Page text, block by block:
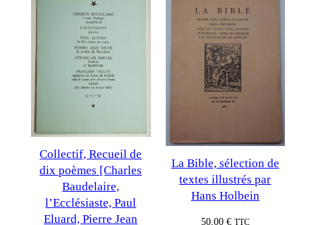
Collectif, Recueil de
dix poèmes [Charles
Baudelaire,
l’Ecclésiaste, Paul
Eluard, Pierre Jean
La Bible, sélection de
textes illustrés par
Hans Holbein
50,00 € TTC